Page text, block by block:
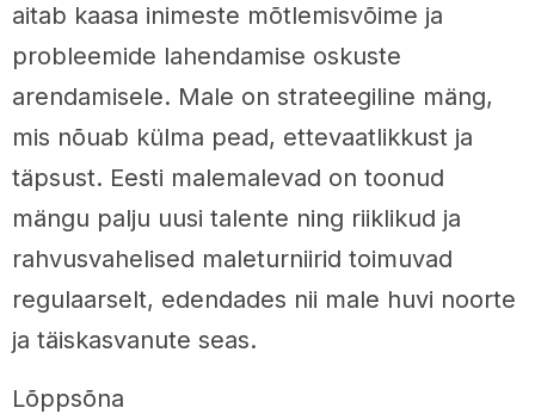
aitab kaasa inimeste mõtlemisvõime ja
probleemide lahendamise oskuste
arendamisele. Male on strateegiline mäng,
mis nõuab külma pead, ettevaatlikkust ja
täpsust. Eesti malemalevad on toonud
mängu palju uusi talente ning riiklikud ja
rahvusvahelised maleturniirid toimuvad
regulaarselt, edendades nii male huvi noorte
ja täiskasvanute seas.
Lõppsõna